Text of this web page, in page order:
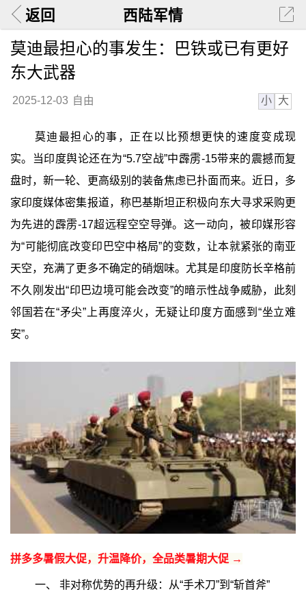
返回 西陆军情
莫迪最担心的事发生：巴铁或已有更好
东大武器
2025-12-03 自由 小 大
莫迪最担心的事，正在以比预想更快的速度变成现
实。当印度舆论还在为“5.7空战”中霹雳-15带来的震撼而复
盘时，新一轮、更高级别的装备焦虑已扑面而来。近日，多
家印度媒体密集报道，称巴基斯坦正积极向东大寻求采购更
为先进的霹雳-17超远程空空导弹。这一动向，被印媒形容
为“可能彻底改变印巴空中格局”的变数，让本就紧张的南亚
天空，充满了更多不确定的硝烟味。尤其是印度防长辛格前
不久刚发出“印巴边境可能会改变”的暗示性战争威胁，此刻
邻国若在“矛尖”上再度淬火，无疑让印度方面感到“坐立难
安”。
拼多多暑假大促，升温降价，全品类暑期大促 →
一、 非对称优势的再升级：从“手术刀”到“斩首斧”